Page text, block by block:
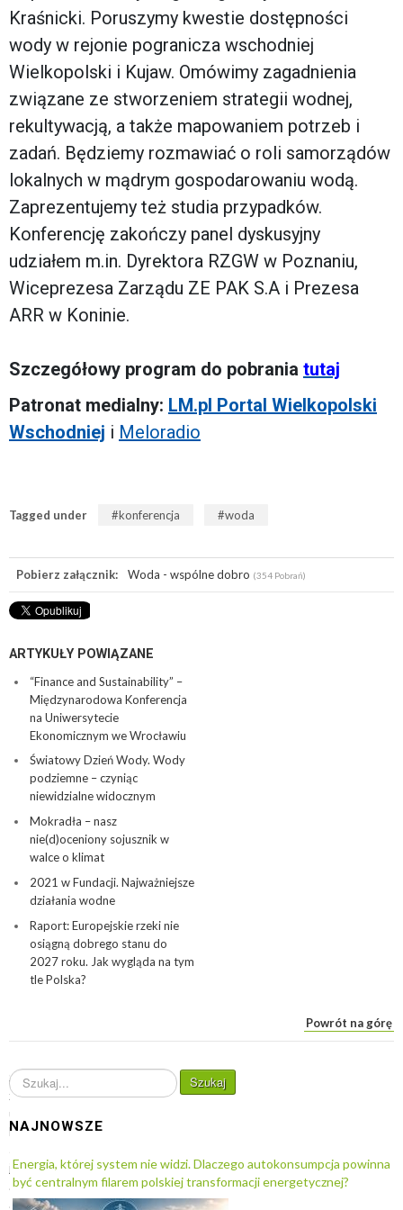
Kraśnicki. Poruszymy kwestie dostępności
wody w rejonie pogranicza wschodniej
Wielkopolski i Kujaw. Omówimy zagadnienia
związane ze stworzeniem strategii wodnej,
rekultywacją, a także mapowaniem potrzeb i
zadań. Będziemy rozmawiać o roli samorządów
lokalnych w mądrym gospodarowaniu wodą.
Zaprezentujemy też studia przypadków.
Konferencję zakończy panel dyskusyjny
udziałem m.in. Dyrektora RZGW w Poznaniu,
Wiceprezesa Zarządu ZE PAK S.A i Prezesa
ARR w Koninie.
Szczegółowy program do pobrania tutaj
Patronat medialny: LM.pl Portal Wielkopolski
Wschodniej i Meloradio
Tagged under konferencja woda
Pobierz załącznik: Woda - wspólne dobro (354 Pobrań)
ARTYKUŁY POWIĄZANE
“Finance and Sustainability” –
Międzynarodowa Konferencja
na Uniwersytecie
Ekonomicznym we Wrocławiu
Światowy Dzień Wody. Wody
podziemne – czyniąc
niewidzialne widocznym
Mokradła – nasz
nie(d)oceniony sojusznik w
walce o klimat
2021 w Fundacji. Najważniejsze
działania wodne
Raport: Europejskie rzeki nie
osiągną dobrego stanu do
2027 roku. Jak wygląda na tym
tle Polska?
Powrót na górę
S
z
u
k
j
.
.
Szukaj
NAJNOWSZE
Energia, której system nie widzi. Dlaczego autokonsumpcja powinna
być centralnym filarem polskiej transformacji energetycznej?